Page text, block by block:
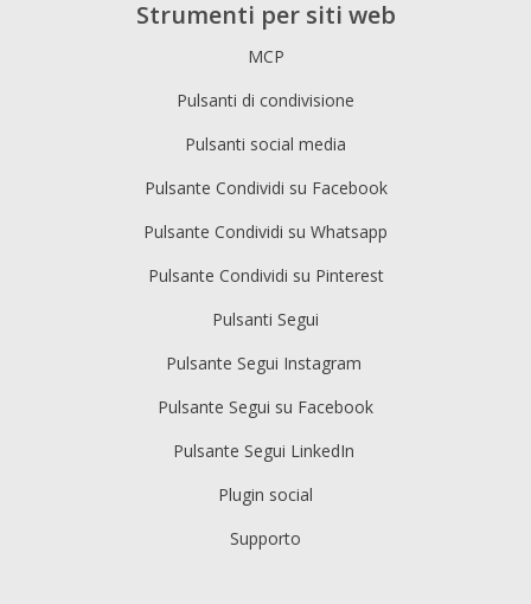
Strumenti per siti web
MCP
Pulsanti di condivisione
Pulsanti social media
Pulsante Condividi su Facebook
Pulsante Condividi su Whatsapp
Pulsante Condividi su Pinterest
Pulsanti Segui
Pulsante Segui Instagram
Pulsante Segui su Facebook
Pulsante Segui LinkedIn
Plugin social
Supporto